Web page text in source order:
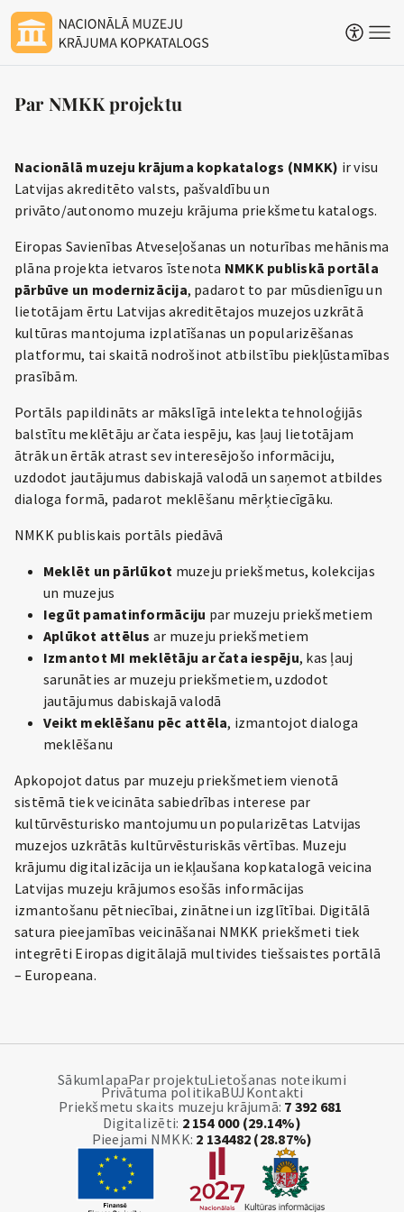
Par NMKK projektu
Nacionālā muzeju krājuma kopkatalogs (NMKK) ir visu
Latvijas akreditēto valsts, pašvaldību un
privāto/autonomo muzeju krājuma priekšmetu katalogs.
Eiropas Savienības Atveseļošanas un noturības mehānisma
plāna projekta ietvaros īstenota NMKK publiskā portāla
pārbūve un modernizācija, padarot to par mūsdienīgu un
lietotājam ērtu Latvijas akreditētajos muzejos uzkrātā
kultūras mantojuma izplatīšanas un popularizēšanas
platformu, tai skaitā nodrošinot atbilstību piekļūstamības
prasībām.
Portāls papildināts ar mākslīgā intelekta tehnoloģijās
balstītu meklētāju ar čata iespēju, kas ļauj lietotājam
ātrāk un ērtāk atrast sev interesējošo informāciju,
uzdodot jautājumus dabiskajā valodā un saņemot atbildes
dialoga formā, padarot meklēšanu mērķtiecīgāku.
NMKK publiskais portāls piedāvā
Meklēt un pārlūkot muzeju priekšmetus, kolekcijas
un muzejus
Iegūt pamatinformāciju par muzeju priekšmetiem
Aplūkot attēlus ar muzeju priekšmetiem
Izmantot MI meklētāju ar čata iespēju, kas ļauj
sarunāties ar muzeju priekšmetiem, uzdodot
jautājumus dabiskajā valodā
Veikt meklēšanu pēc attēla, izmantojot dialoga
meklēšanu
Apkopojot datus par muzeju priekšmetiem vienotā
sistēmā tiek veicināta sabiedrības interese par
kultūrvēsturisko mantojumu un popularizētas Latvijas
muzejos uzkrātās kultūrvēsturiskās vērtības. Muzeju
krājumu digitalizācija un iekļaušana kopkatalogā veicina
Latvijas muzeju krājumos esošās informācijas
izmantošanu pētniecībai, zinātnei un izglītībai. Digitālā
satura pieejamības veicināšanai NMKK priekšmeti tiek
integrēti Eiropas digitālajā multivides tiešsaistes portālā
– Europeana.
SākumlapaPar projektuLietošanas noteikumi
Privātuma politikaBUJ Kontakti
Priekšmetu skaits muzeju krājumā: 7 392 681
Digitalizēti: 2 154 000 (29.14%)
Pieejami NMKK: 2 134482 (28.87%)